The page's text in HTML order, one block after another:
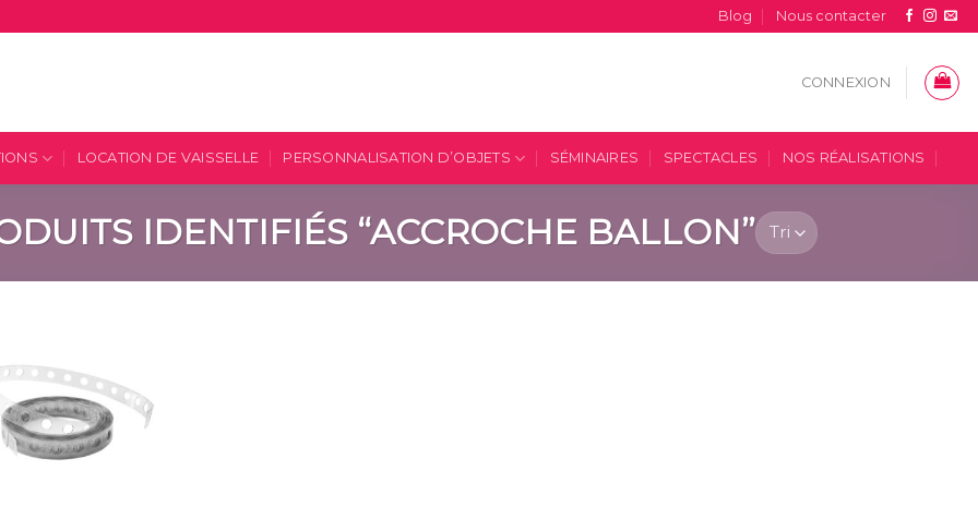
Blog Nous contacter
CONNEXION
LOCATION DE VAISSELLE PERSONNALISATION D’OBJETS SÉMINAIRES SPECTACLES NOS RÉALISATIONS
IDENTIFIÉS “ACCROCHE BALLON”
Ajouter
à la
liste